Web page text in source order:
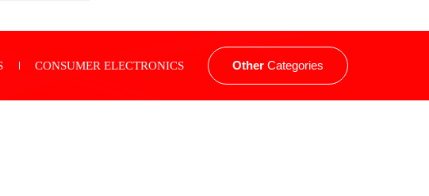
CONSUMER ELECTRONICS Other Categories